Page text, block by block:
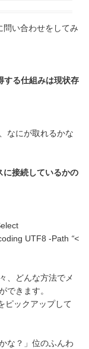
い合わせをしてみ
する仕組みは現状存
なにが取れるかな
に接続しているかの
UTF8 -Path “<
、どんな方法でメ
できます。
ピックアップして
な？」位のふんわ